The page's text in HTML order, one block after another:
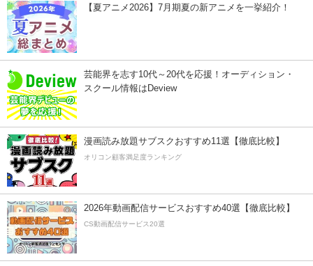
【夏アニメ2026】7月期夏の新アニメを一挙紹介！
芸能界を志す10代～20代を応援！オーディション・
スクール情報はDeview
漫画読み放題サブスクおすすめ11選【徹底比較】
オリコン顧客満足度ランキング
2026年動画配信サービスおすすめ40選【徹底比較】
CS動画配信サービス20選